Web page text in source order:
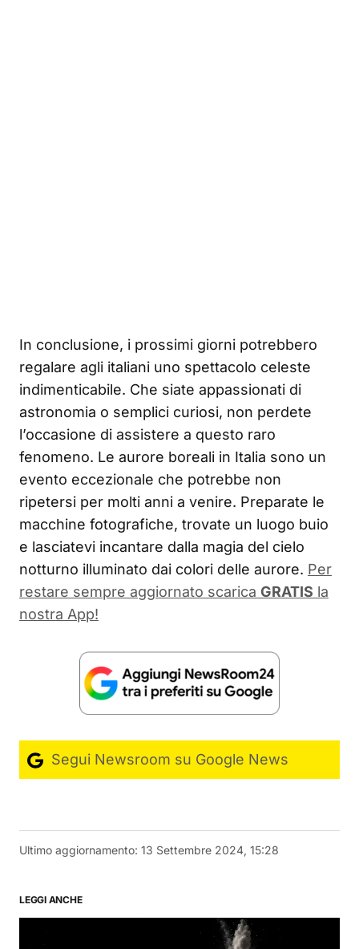
In conclusione, i prossimi giorni potrebbero
regalare agli italiani uno spettacolo celeste
indimenticabile. Che siate appassionati di
astronomia o semplici curiosi, non perdete
l’occasione di assistere a questo raro
fenomeno. Le aurore boreali in Italia sono un
evento eccezionale che potrebbe non
ripetersi per molti anni a venire. Preparate le
macchine fotografiche, trovate un luogo buio
e lasciatevi incantare dalla magia del cielo
notturno illuminato dai colori delle aurore. Per
restare sempre aggiornato scarica GRATIS la
nostra App!
Segui Newsroom su Google News
Ultimo aggiornamento: 13 Settembre 2024, 15:28
LEGGI ANCHE